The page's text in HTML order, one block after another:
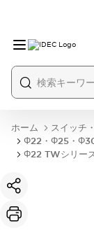
ホーム スイッチ
Φ22・Φ25・
Φ22 TWシリー